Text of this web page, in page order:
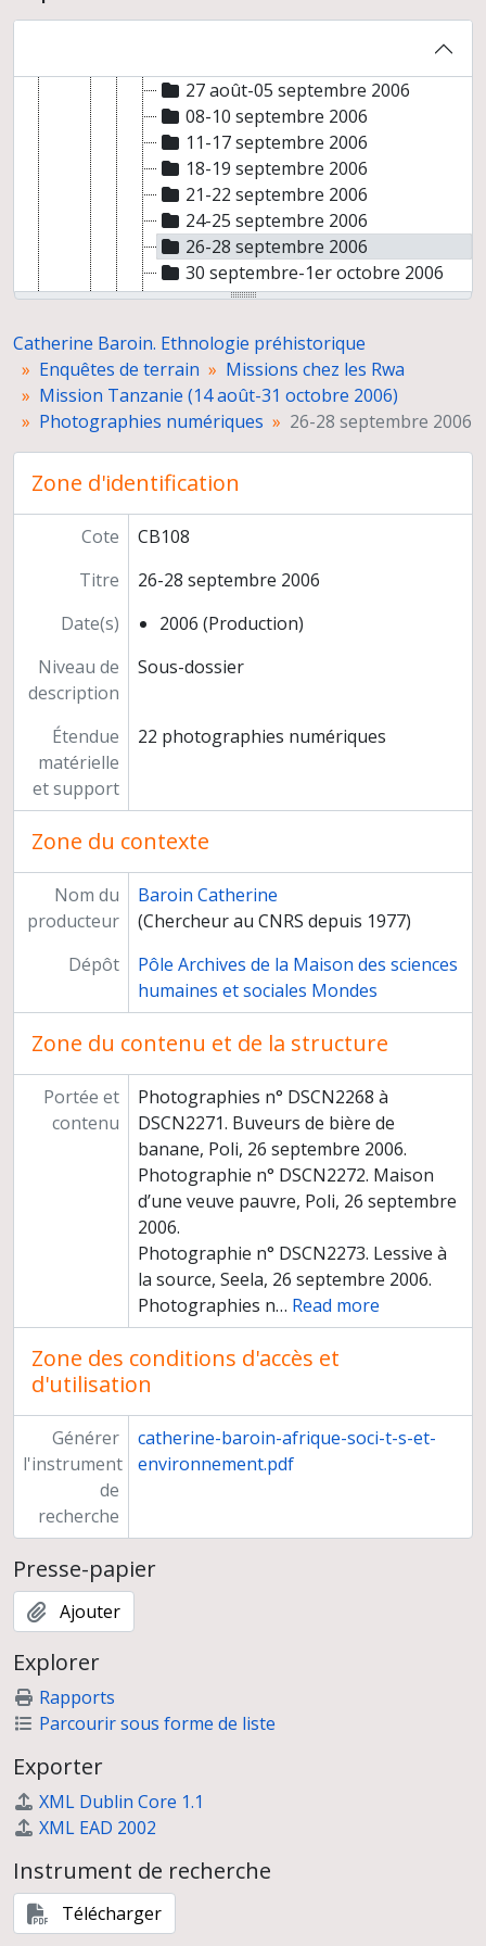
20 août 2006, travail à la ferme à Songoro
27 août-05 septembre 2006
08-10 septembre 2006
11-17 septembre 2006
18-19 septembre 2006
21-22 septembre 2006
24-25 septembre 2006
26-28 septembre 2006
30 septembre-1er octobre 2006
03 octobre 2006, à Mbuguni
17-18 octobre 2006
21-22 octobre 2006, à Kondoa
23-29 octobre 2006
Rapport de mission
Mission Tanzanie (2 juin-1er août 2010)
Mission Tanzanie 2014
Responsable scientifique du projet d'école thématique "Collecte et traitement des données de terrain" (ACI Terrain, techniques, théories. Travail interdisciplinaire en SHS) Porquerolles, 7-12 juin 2004
Films et production multimédia
Exposition sur le palmier du Borkou avec Pierre-François Pret
Documentation
Correspondance
Participation à un jury de thèse de doctorat
Carrière
Catherine Baroin. Ethnologie préhistorique
Enquêtes de terrain
Missions chez les Rwa
Mission Tanzanie (14 août-31 octobre 2006)
Photographies numériques
26-28 septembre 2006
Zone d'identification
Cote
CB108
Titre
26-28 septembre 2006
Date(s)
2006 (Production)
Niveau de
description
Sous-dossier
Étendue
matérielle
et support
22 photographies numériques
Zone du contexte
Nom du
producteur
Baroin Catherine
(Chercheur au CNRS depuis 1977)
Dépôt
Pôle Archives de la Maison des sciences
humaines et sociales Mondes
Zone du contenu et de la structure
Portée et
contenu
Photographies n° DSCN2268 à
DSCN2271. Buveurs de bière de
banane, Poli, 26 septembre 2006.
Photographie n° DSCN2272. Maison
d’une veuve pauvre, Poli, 26 septembre
2006.
Photographie n° DSCN2273. Lessive à
la source, Seela, 26 septembre 2006.
Photographies n… Read more
Zone des conditions d'accès et
d'utilisation
Générer
l'instrument
de
recherche
catherine-baroin-afrique-soci-t-s-et-
environnement.pdf
Presse-papier
Ajouter
Explorer
Rapports
Parcourir sous forme de liste
Exporter
XML Dublin Core 1.1
XML EAD 2002
Instrument de recherche
Télécharger